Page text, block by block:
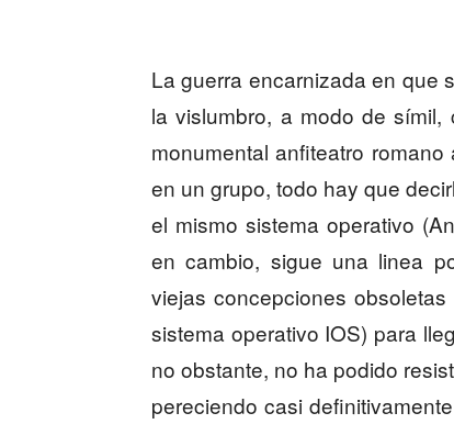
La guerra encarnizada en que
la vislumbro, a modo de
monumental anfiteatro
en un grupo, todo hay que
el mismo sistema operativo
en cambio, sigue una linea
viejas concepciones
sistema operativo IOS) para
no obstante, no ha podido
pereciendo casi